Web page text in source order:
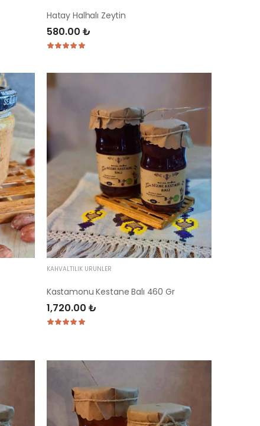
Hatay Halhalı Zeytin
580.00 ₺
KAHVALTILIK ÜRÜNLER
Kastamonu Kestane Balı 460 Gr
1,720.00 ₺